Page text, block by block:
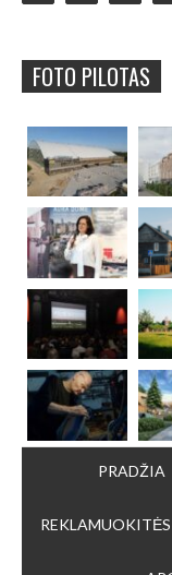
FOTO PILOTAS
PRADŽIA
REKLAMUOKITĖS